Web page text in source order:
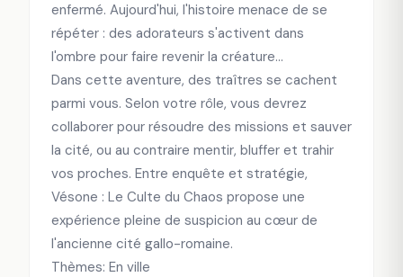
enfermé. Aujourd'hui, l'histoire menace de se
répéter : des adorateurs s'activent dans
l'ombre pour faire revenir la créature...
Dans cette aventure, des traîtres se cachent
parmi vous. Selon votre rôle, vous devrez
collaborer pour résoudre des missions et sauver
la cité, ou au contraire mentir, bluffer et trahir
vos proches. Entre enquête et stratégie,
Vésone : Le Culte du Chaos propose une
expérience pleine de suspicion au cœur de
l'ancienne cité gallo-romaine.
Thèmes: En ville